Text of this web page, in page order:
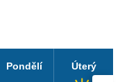
Pondělí Úterý